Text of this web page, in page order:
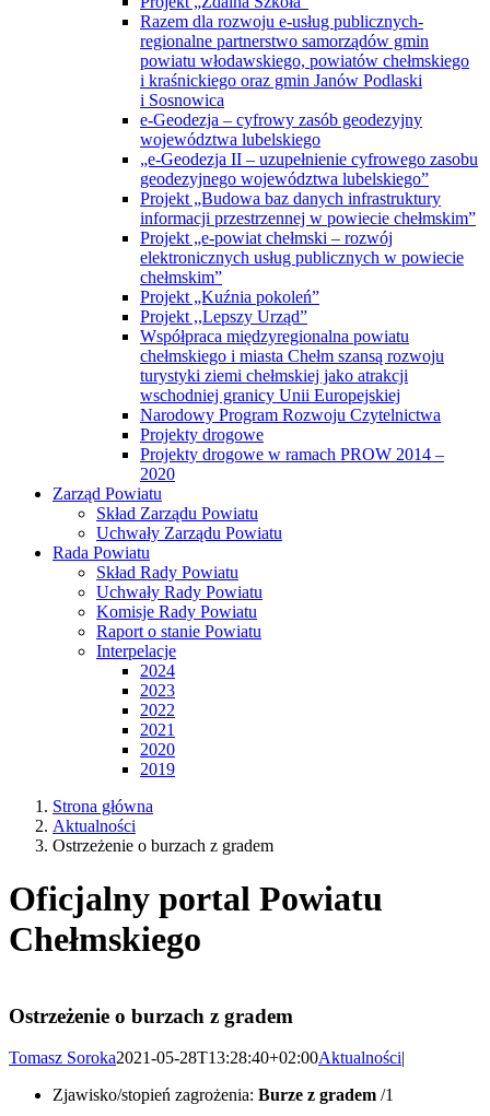
Razem dla rozwoju e-usług publicznych-
regionalne partnerstwo samorządów gmin
powiatu włodawskiego, powiatów chełmskiego
i kraśnickiego oraz gmin Janów Podlaski
i Sosnowica
e-Geodezja – cyfrowy zasób geodezyjny
województwa lubelskiego
„e-Geodezja II – uzupełnienie cyfrowego zasobu
geodezyjnego województwa lubelskiego”
Projekt „Budowa baz danych infrastruktury
informacji przestrzennej w powiecie chełmskim”
Projekt „e-powiat chełmski – rozwój
elektronicznych usług publicznych w powiecie
chełmskim”
Projekt „Kuźnia pokoleń”
Projekt ,,Lepszy Urząd”
Współpraca międzyregionalna powiatu
chełmskiego i miasta Chełm szansą rozwoju
turystyki ziemi chełmskiej jako atrakcji
wschodniej granicy Unii Europejskiej
Narodowy Program Rozwoju Czytelnictwa
Projekty drogowe
Projekty drogowe w ramach PROW 2014 –
2020
Zarząd Powiatu
Skład Zarządu Powiatu
Uchwały Zarządu Powiatu
Rada Powiatu
Skład Rady Powiatu
Uchwały Rady Powiatu
Komisje Rady Powiatu
Raport o stanie Powiatu
Interpelacje
2024
2023
2022
2021
2020
2019
Strona główna
Aktualności
Ostrzeżenie o burzach z gradem
Oficjalny portal Powiatu
Chełmskiego
Ostrzeżenie o burzach z gradem
Tomasz Soroka2021-05-28T13:28:40+02:00Aktualności|
Zjawisko/stopień zagrożenia: Burze z gradem /1